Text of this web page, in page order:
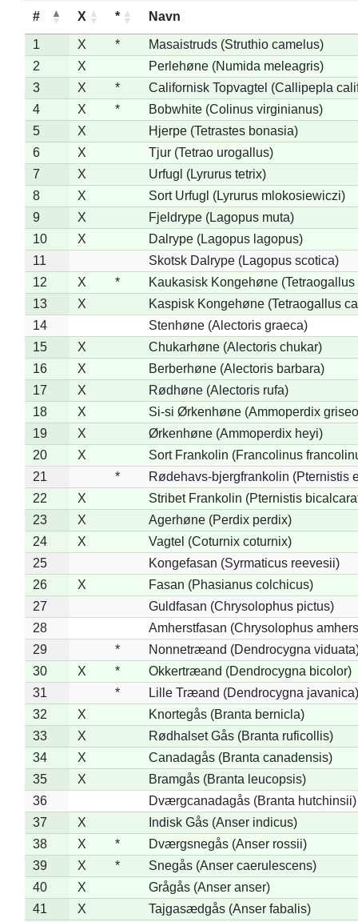
# X * Navn
1 X *
Masaistruds (Struthio camelus)
2
X
Perlehøne (Numida meleagris)
3
X *
Californisk Topvagtel (Callipepla
4
X *
Bobwhite (Colinus virginianus)
5
X
Hjerpe (Tetrastes bonasia)
6
X
Tjur (Tetrao urogallus)
7
X
Urfugl (Lyrurus tetrix)
8
X
Sort Urfugl (Lyrurus mlokosiewiczi)
9
X
Fjeldrype (Lagopus muta)
10
X
Dalrype (Lagopus lagopus)
11
Skotsk Dalrype (Lagopus scotica)
12
X *
Kaukasisk Kongehøne
13
X
Kaspisk Kongehøne (Tetraogallus
14
Stenhøne (Alectoris graeca)
15
X
Chukarhøne (Alectoris chukar)
16
X
Berberhøne (Alectoris barbara)
17
X
Rødhøne (Alectoris rufa)
18
X
Si-si Ørkenhøne (Ammoperdix
19
X
Ørkenhøne (Ammoperdix heyi)
20
X
Sort Frankolin (Francolinus
21
*
Rødehavs-bjergfrankolin (Pternistis
22
X
Stribet Frankolin (Pternistis
23
X
Agerhøne (Perdix perdix)
24
X
Vagtel (Coturnix coturnix)
25
Kongefasan (Syrmaticus reevesii)
26
X
Fasan (Phasianus colchicus)
27
Guldfasan (Chrysolophus pictus)
28
Amherstfasan (Chrysolophus
29
*
Nonnetræand (Dendrocygna
30
X *
Okkertræand (Dendrocygna bicolor)
31
*
Lille Træand (Dendrocygna javanica)
32
X
Knortegås (Branta bernicla)
33
X
Rødhalset Gås (Branta ruficollis)
34
X
Canadagås (Branta canadensis)
35
X
Bramgås (Branta leucopsis)
36
Dværgcanadagås (Branta hutchinsii)
37
X
Indisk Gås (Anser indicus)
38
X *
Dværgsnegås (Anser rossii)
39
X *
Snegås (Anser caerulescens)
40
X
Grågås (Anser anser)
41
X
Tajgasædgås (Anser fabalis)